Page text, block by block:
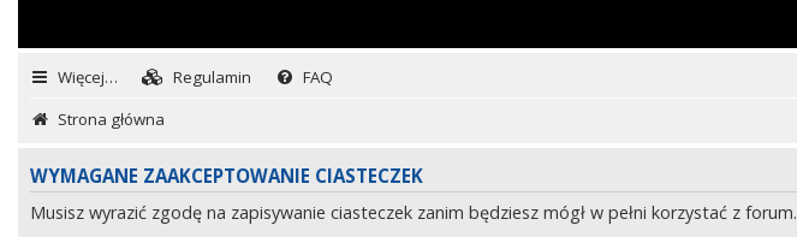
Więcej… Regulamin FAQ
Strona główna
WYMAGANE ZAAKCEPTOWANIE CIASTECZEK
Musisz wyrazić zgodę na zapisywanie ciasteczek zanim będziesz mógł w pełni korzystać z forum.